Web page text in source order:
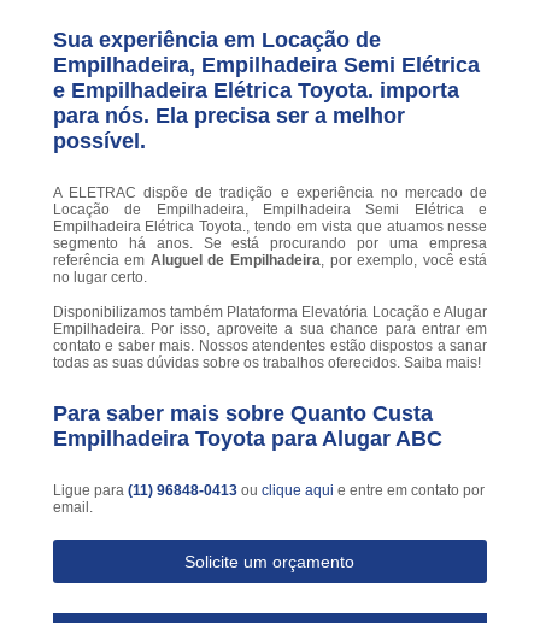
Sua experiência em Locação de
Empilhadeira, Empilhadeira Semi Elétrica
e Empilhadeira Elétrica Toyota. importa
para nós. Ela precisa ser a melhor
possível.
A ELETRAC dispõe de tradição e experiência no mercado de
Locação de Empilhadeira, Empilhadeira Semi Elétrica e
Empilhadeira Elétrica Toyota., tendo em vista que atuamos nesse
segmento há anos. Se está procurando por uma empresa
referência em Aluguel de Empilhadeira, por exemplo, você está
no lugar certo.
Disponibilizamos também Plataforma Elevatória Locação e Alugar
Empilhadeira. Por isso, aproveite a sua chance para entrar em
contato e saber mais. Nossos atendentes estão dispostos a sanar
todas as suas dúvidas sobre os trabalhos oferecidos. Saiba mais!
Para saber mais sobre Quanto Custa
Empilhadeira Toyota para Alugar ABC
Ligue para (11) 96848-0413 ou clique aqui e entre em contato por
email.
Solicite um orçamento